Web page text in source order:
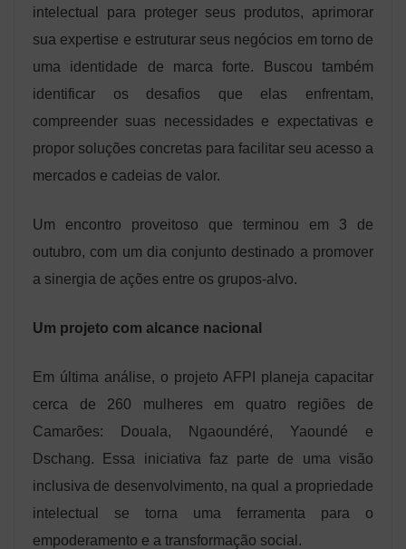
intelectual para proteger seus produtos, aprimorar
sua expertise e estruturar seus negócios em torno de
uma identidade de marca forte. Buscou também
identificar os desafios que elas enfrentam,
compreender suas necessidades e expectativas e
propor soluções concretas para facilitar seu acesso a
mercados e cadeias de valor.
Um encontro proveitoso que terminou em 3 de
outubro, com um dia conjunto destinado a promover
a sinergia de ações entre os grupos-alvo.
Um projeto com alcance nacional
Em última análise, o projeto AFPI planeja capacitar
cerca de 260 mulheres em quatro regiões de
Camarões: Douala, Ngaoundéré, Yaoundé e
Dschang. Essa iniciativa faz parte de uma visão
inclusiva de desenvolvimento, na qual a propriedade
intelectual se torna uma ferramenta para o
empoderamento e a transformação social.